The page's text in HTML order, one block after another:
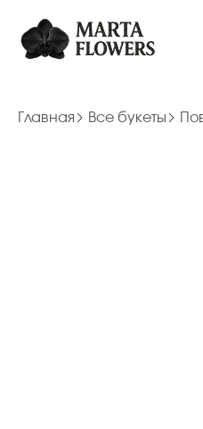
Главная Все букеты